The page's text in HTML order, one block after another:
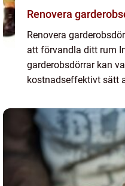
Renovera
att förvandla ditt rum
garderobsdörrar kan
kostnadseffektivt sätt
utseende e...